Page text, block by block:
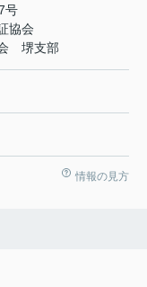
号
協会
堺支部
情報の見方